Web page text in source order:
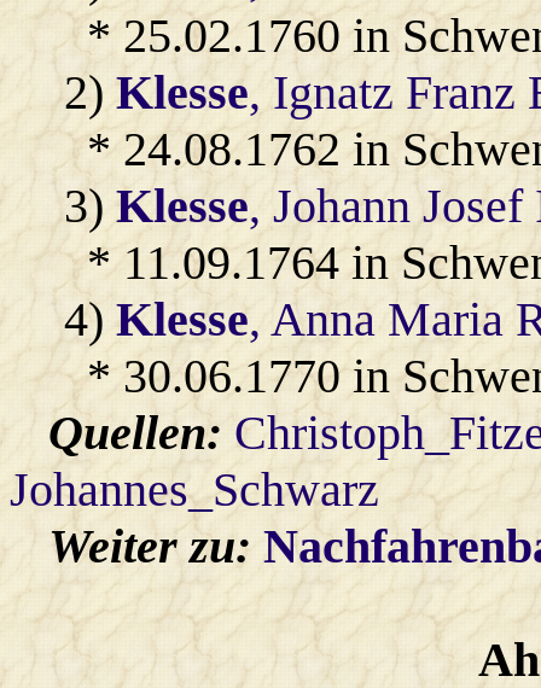
* 25.02.1760 in
2)Klesse, Ignatz Franz
* 24.08.1762 in
3)Klesse, Johann
* 11.09.1764 in
4)Klesse, Anna Maria
* 30.06.1770 in
Quellen:
Johannes_Schwarz
Weiter zu: